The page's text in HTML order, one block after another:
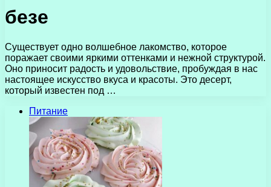
безе
Существует одно волшебное лакомство, которое
поражает своими яркими оттенками и нежной структурой.
Оно приносит радость и удовольствие, пробуждая в нас
настоящее искусство вкуса и красоты. Это десерт,
который известен под …
Питание